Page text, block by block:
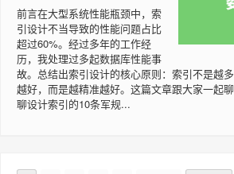
前言在大型系统性能瓶颈中，索
引设计不当导致的性能问题占比
超过60%。经过多年的工作经
历，我处理过多起数据库性能事
故。总结出索引设计的核心原则：索引不是越多
越好，而是越精准越好。这篇文章跟大家一起聊
聊设计索引的10条军规...